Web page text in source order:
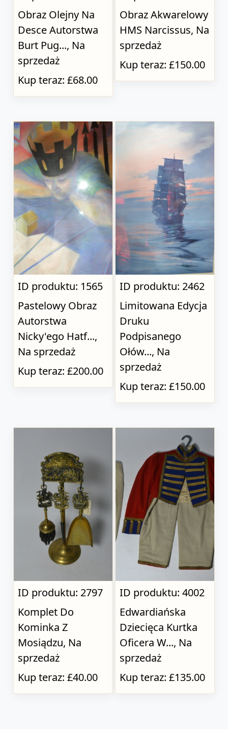
Obraz Olejny Na
Desce Autorstwa
Burt Pug..., Na
sprzedaż
Kup teraz: £68.00
Obraz Akwarelowy
HMS Narcissus, Na
sprzedaż
Kup teraz: £150.00
ID produktu: 1565
Pastelowy Obraz
Autorstwa
Nicky'ego Hatf...,
Na sprzedaż
Kup teraz: £200.00
ID produktu: 2462
Limitowana Edycja
Druku
Podpisanego
Ołów..., Na
sprzedaż
Kup teraz: £150.00
ID produktu: 2797
Komplet Do
Kominka Z
Mosiądzu, Na
sprzedaż
Kup teraz: £40.00
ID produktu: 4002
Edwardiańska
Dziecięca Kurtka
Oficera W..., Na
sprzedaż
Kup teraz: £135.00